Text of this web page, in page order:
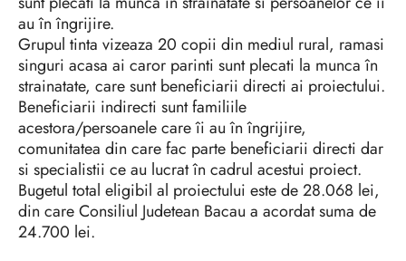
au în îngrijire.
Grupul tinta vizeaza 20 copii din mediul rural, ramasi
singuri acasa ai caror parinti sunt plecati la munca în
strainatate, care sunt beneficiarii directi ai proiectului.
Beneficiarii indirecti sunt familiile
acestora/persoanele care îi au în îngrijire,
comunitatea din care fac parte beneficiarii directi dar
si specialistii ce au lucrat în cadrul acestui proiect.
Bugetul total eligibil al proiectului este de 28.068 lei,
din care Consiliul Judetean Bacau a acordat suma de
24.700 lei.